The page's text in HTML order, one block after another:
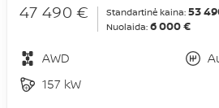
47 490 € Standartinė kaina: 53
Nuolaida: 6 000 €
AWD
157 kW